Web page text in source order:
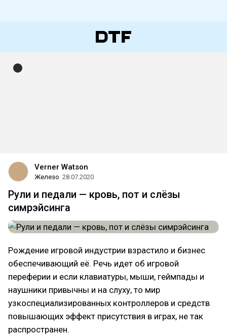
Verner Watson
Железо 28.07.2020
Рули и педали — кровь, пот и слёзы
симрэйсинга
Рождение игровой индустрии взрастило и бизнес
обеспечивающий её. Речь идет об игровой
переферии и если клавиатуры, мыши, геймпады и
наушники привычны и на слуху, то мир
узкоспециализированных контроллеров и средств
повышающих эффект присутствия в играх, не так
распространен.